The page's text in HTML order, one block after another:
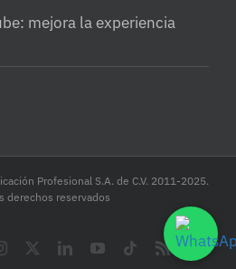
mejora la experiencia
Profesional S.A. de C.V. 2011-2025.
derechos reservados
Instagram LinkedInYouTubeTiktokRss